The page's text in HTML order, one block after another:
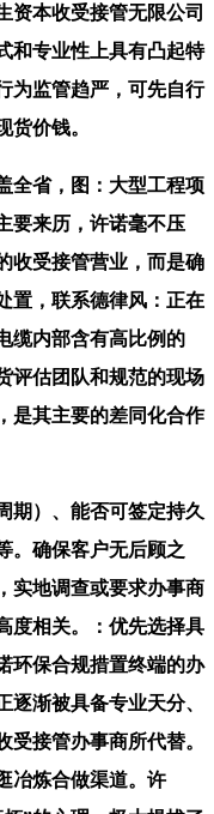
资本收受接管无限公司
和专业性上具有凸起特
为监管趋严，可先自行
货价钱。
省，图：大型工程项
要来历，许诺毫不压
收受接管营业，而是确
置，联系德律风：正在
缆内部含有高比例的
评估团队和规范的现场
是其主要的差同化合作
）、能否可签定持久
。确保客户无后顾之
实地调查或要求办事商
度相关。：优先选择具
环保合规措置终端的办
渐被具备专业天分、
接管办事商所代替。
冶炼合做渠道。许